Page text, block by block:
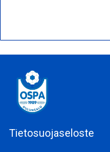
Tietosuojaseloste